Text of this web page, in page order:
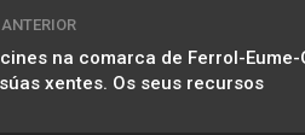
ANTERIOR
na comarca de Ferrol-Eume-
xentes. Os seus recursos